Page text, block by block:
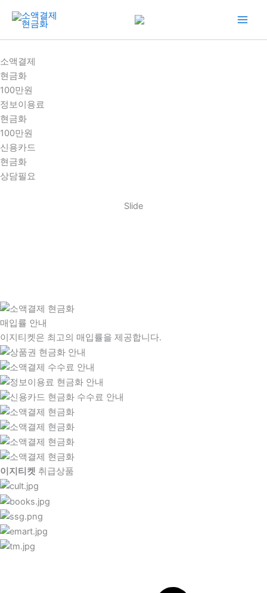
건
너
뛰
기
소액결제
현금화
100만원
정보이용료
현금화
100만원
신용카드
현금화
상담필요
Slide
매입률 안내
이지티켓은 최고의 매입률을 제공합니다.
이지티켓 취급상품